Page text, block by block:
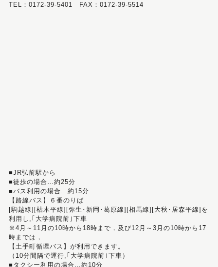
TEL：0172-39-5401 FAX：0172-39-5514
■JR弘前駅から
■徒歩の場合…約25分
■バス利用の場合…約15分
【路線バス】６番のりば
[駒越線][枯木平線][弥生･新岡･葛原線][相馬線][大秋･居森平線]を
利用し,｢大学病院前｣下車
※4月～11月の10時から18時まで，及び12月～3月の10時から17
時までは，
【土手町循環バス】が利用できます。
（10分間隔で運行,｢大学病院前｣下車）
■タクシー利用の場合…約10分